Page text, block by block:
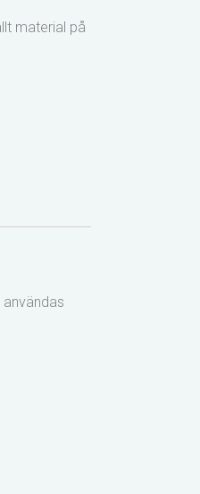
material på
användas